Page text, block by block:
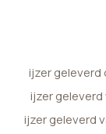
ijzer geleverd
ijzer
ijzer geleverd